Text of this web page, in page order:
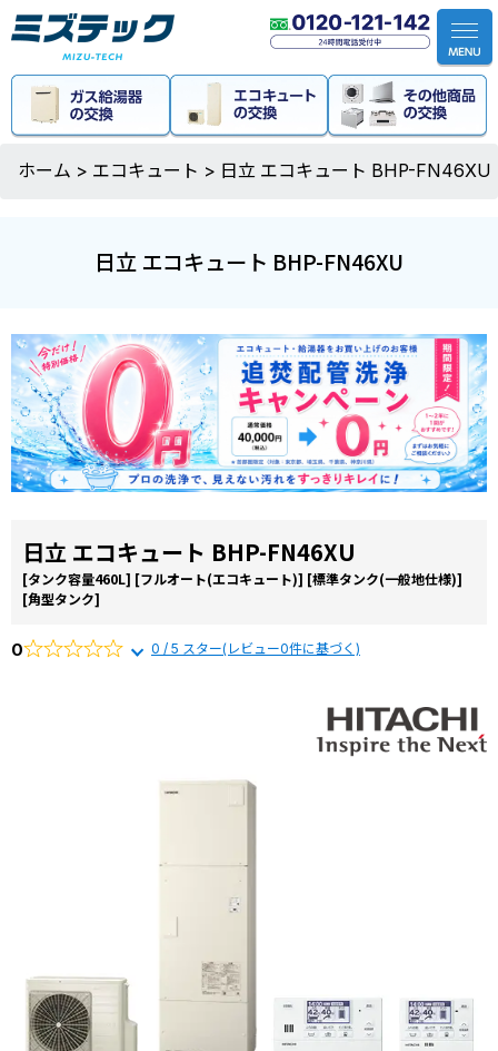
ホーム > エコキュート > 日立 エコキュート BHP-FN46XU
日立 エコキュート BHP-FN46XU
日立 エコキュート BHP-FN46XU
[タンク容量460L] [フルオート(エコキュート)] [標準タンク(一般地仕様)]
[角型タンク]
0 0 / 5 スター(レビュー0件に基づく)